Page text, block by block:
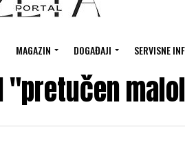
MAGAZIN DOGAĐAJI SERVISNE
"pretučen